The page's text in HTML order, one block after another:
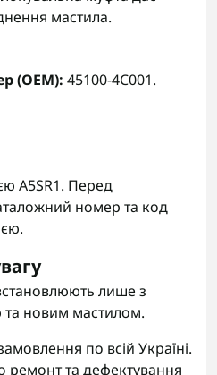
мастила.
(OEM): 45100-4C001.
A5SR1. Перед
номер та код
лише з
та новим мастилом.
по всій Україні.
ремонт та дефектування